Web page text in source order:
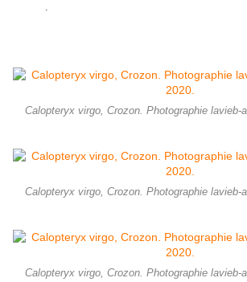
.
Calopteryx virgo, Crozon. Photographie lavieb-
Calopteryx virgo, Crozon. Photographie lavieb-
Calopteryx virgo, Crozon. Photographie lavieb-